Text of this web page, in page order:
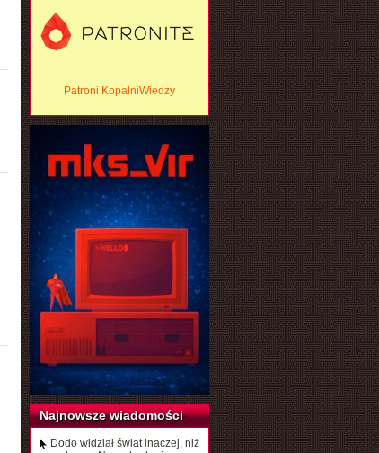
Patroni KopalniWiedzy
Najnowsze wiadomości
Dodo widział świat inaczej, niż